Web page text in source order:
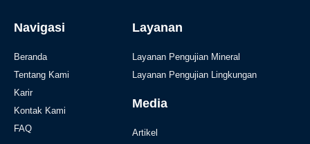
Navigasi
Beranda
Tentang Kami
Karir
Kontak Kami
FAQ
Layanan
Layanan Pengujian Mineral
Layanan Pengujian Lingkungan
Media
Artikel